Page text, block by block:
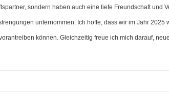
sondern haben auch eine tiefe Freundschaft und
unternommen. Ich hoffe, dass wir im Jahr 2025
können. Gleichzeitig freue ich mich darauf,